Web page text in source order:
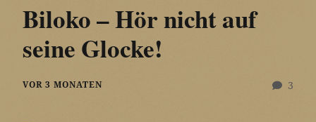
Biloko – Hör nicht auf
seine Glocke!
3
VOR 3 MONATEN